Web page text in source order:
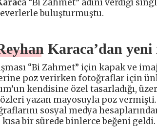
a “Bi Zahmet” adını verdiği
buluşturmuştu.
Karaca’dan
“Bi Zahmet” için kapak ve
poz verirken fotoğraflar için
kendisine özel tasarladığı,
yazan mayosuyla poz vermişti.
sosyal medya
kısa bir sürede binlerce beğeni geldi.